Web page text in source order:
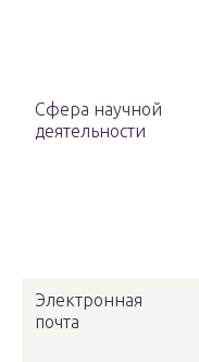
Сфера научной
деятельности
Электронная
почта